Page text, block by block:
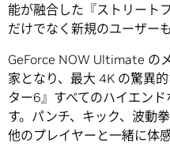
能が融合した『ストリート
だけでなく新規のユーザー
GeForce NOW Ultimate の
家となり、最大 4K の驚異
ター6』すべてのハイエン
す。パンチ、キック、波動
他のプレイヤーと一緒に体感